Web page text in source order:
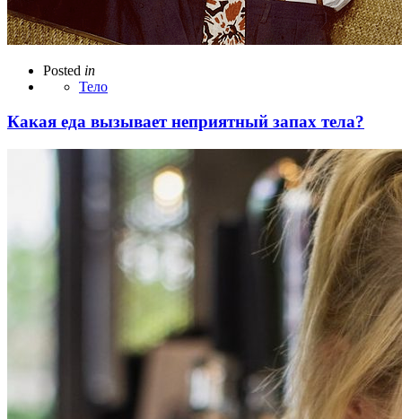
Posted in
Тело
Какая еда вызывает неприятный запах тела?